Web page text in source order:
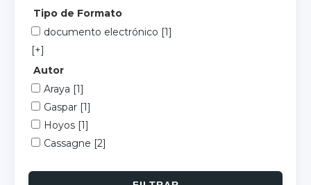
Tipo de Formato
documento electrónico [1]
[+]
Autor
Araya [1]
Gaspar [1]
Hoyos [1]
Cassagne [2]